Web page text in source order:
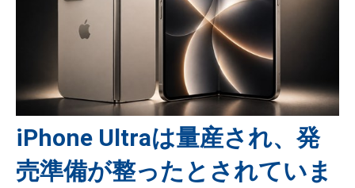
iPhone Ultraは量産され、発
売準備が整ったとされていま